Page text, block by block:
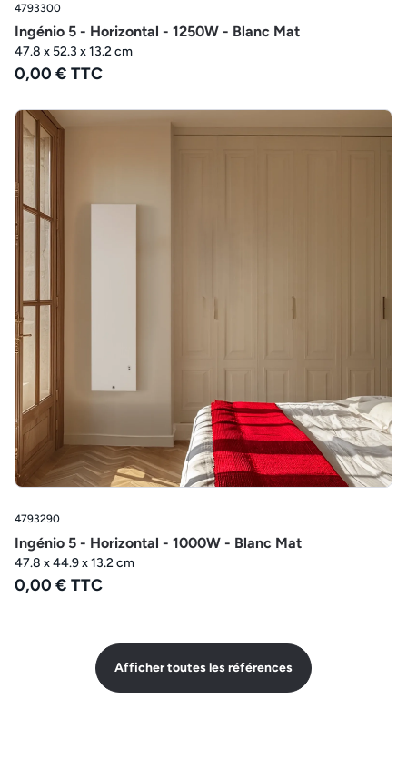
4793300
Ingénio 5 - Horizontal - 1250W - Blanc Mat
47.8 x 52.3 x 13.2 cm
0,00 € TTC
4793290
Ingénio 5 - Horizontal - 1000W - Blanc Mat
47.8 x 44.9 x 13.2 cm
0,00 € TTC
Afficher toutes les références